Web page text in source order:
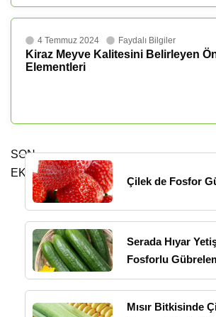
4 Temmuz 2024 Faydalı Bilgiler
Kiraz Meyve Kalitesini Belirleyen
Elementleri
SON
EKLENENLER
Çilek de Fosfor
Serada Hıyar
Fosforlu
Mısır Bitkisinde